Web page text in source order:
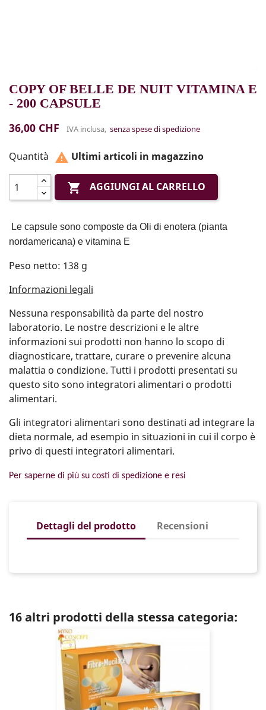
COPY OF BELLE DE NUIT VITAMINA E
- 200 CAPSULE
36,00 CHF IVA inclusa, senza spese di spedizione
Quantità  Ultimi articoli in magazzino
 AGGIUNGI AL CARRELLO
Le capsule sono composte da Oli di enotera (pianta
nordamericana) e vitamina E
Peso netto: 138 g
Informazioni legali
Nessuna responsabilità da parte del nostro
laboratorio. Le nostre descrizioni e le altre
informazioni sui prodotti non hanno lo scopo di
diagnosticare, trattare, curare o prevenire alcuna
malattia o condizione. Tutti i prodotti presentati su
questo sito sono integratori alimentari o prodotti
alimentari.
Gli integratori alimentari sono destinati ad integrare la
dieta normale, ad esempio in situazioni in cui il corpo è
privo di questi integratori alimentari.
Per saperne di più su costi di spedizione e resi
Dettagli del prodotto Recensioni
16 altri prodotti della stessa categoria: